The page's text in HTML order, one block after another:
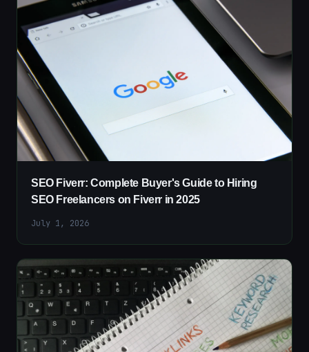
SEO Fiverr: Complete Buyer's Guide to Hiring
SEO Freelancers on Fiverr in 2025
July 1, 2026